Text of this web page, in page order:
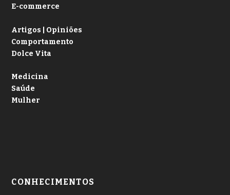
E-commerce
Artigos | Opiniões
Comportamento
Dolce Vita
Medicina
Saúde
Mulher
CONHECIMENTOS